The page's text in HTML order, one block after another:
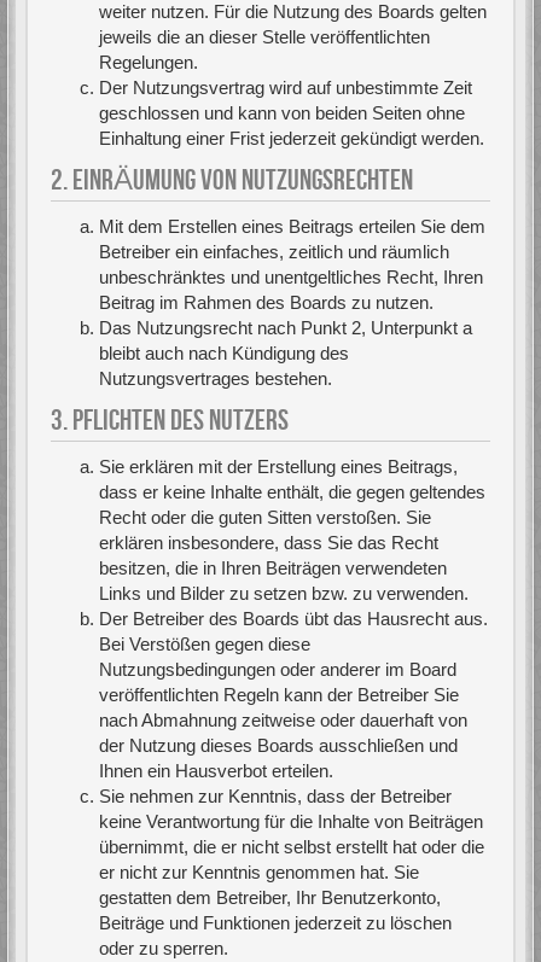
weiter nutzen. Für die Nutzung des Boards gelten
jeweils die an dieser Stelle veröffentlichten
Regelungen.
Der Nutzungsvertrag wird auf unbestimmte Zeit
geschlossen und kann von beiden Seiten ohne
Einhaltung einer Frist jederzeit gekündigt werden.
2. EINRÄUMUNG VON NUTZUNGSRECHTEN
Mit dem Erstellen eines Beitrags erteilen Sie dem
Betreiber ein einfaches, zeitlich und räumlich
unbeschränktes und unentgeltliches Recht, Ihren
Beitrag im Rahmen des Boards zu nutzen.
Das Nutzungsrecht nach Punkt 2, Unterpunkt a
bleibt auch nach Kündigung des
Nutzungsvertrages bestehen.
3. PFLICHTEN DES NUTZERS
Sie erklären mit der Erstellung eines Beitrags,
dass er keine Inhalte enthält, die gegen geltendes
Recht oder die guten Sitten verstoßen. Sie
erklären insbesondere, dass Sie das Recht
besitzen, die in Ihren Beiträgen verwendeten
Links und Bilder zu setzen bzw. zu verwenden.
Der Betreiber des Boards übt das Hausrecht aus.
Bei Verstößen gegen diese
Nutzungsbedingungen oder anderer im Board
veröffentlichten Regeln kann der Betreiber Sie
nach Abmahnung zeitweise oder dauerhaft von
der Nutzung dieses Boards ausschließen und
Ihnen ein Hausverbot erteilen.
Sie nehmen zur Kenntnis, dass der Betreiber
keine Verantwortung für die Inhalte von Beiträgen
übernimmt, die er nicht selbst erstellt hat oder die
er nicht zur Kenntnis genommen hat. Sie
gestatten dem Betreiber, Ihr Benutzerkonto,
Beiträge und Funktionen jederzeit zu löschen
oder zu sperren.